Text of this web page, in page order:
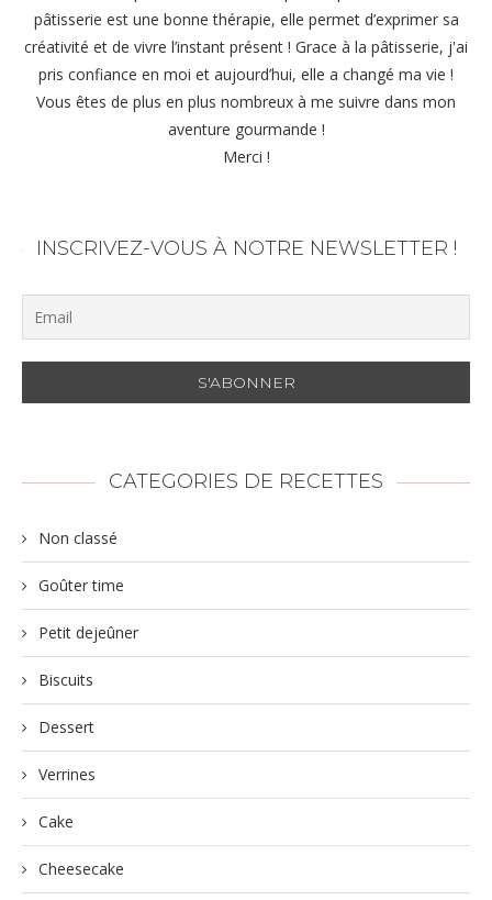
pâtisserie est une bonne thérapie, elle permet d’exprimer sa
créativité et de vivre l’instant présent ! Grace à la pâtisserie, j'ai
pris confiance en moi et aujourd’hui, elle a changé ma vie !
Vous êtes de plus en plus nombreux à me suivre dans mon
aventure gourmande !
Merci !
INSCRIVEZ-VOUS À NOTRE NEWSLETTER !
CATEGORIES DE RECETTES
Non classé
Goûter time
Petit dejeûner
Biscuits
Dessert
Verrines
Cake
Cheesecake